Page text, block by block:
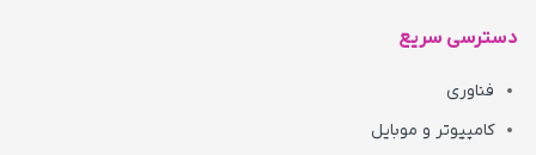
دسترسی سریع
فناوری
کامپیوتر و موبایل